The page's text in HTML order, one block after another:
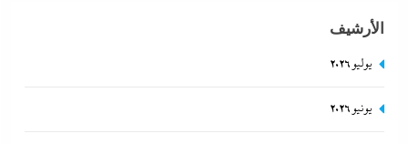
الأرشيف
يوليو 2026
يونيو 2026